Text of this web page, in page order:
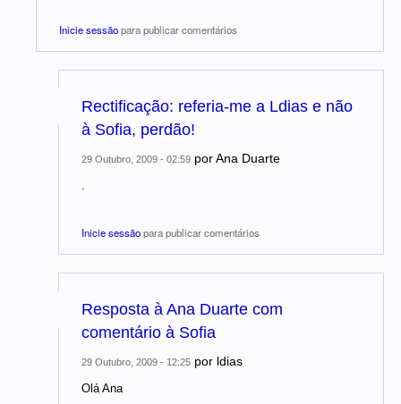
Inicie sessãopara publicar comentários
Rectificação: referia-me a Ldias e não
à Sofia, perdão!
29 Outubro, 2009 - 02:59 porAna Duarte
.
Inicie sessãopara publicar comentários
Resposta à Ana Duarte com
comentário à Sofia
29 Outubro, 2009 - 12:25 por ldias
Olá Ana